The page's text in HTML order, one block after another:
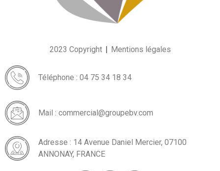
2023 Copyright Mentions légales
Téléphone : 04 75 34 18 34
Mail : commercial@groupebv.com
Adresse : 14 Avenue Daniel Mercier, 07100
ANNONAY, FRANCE